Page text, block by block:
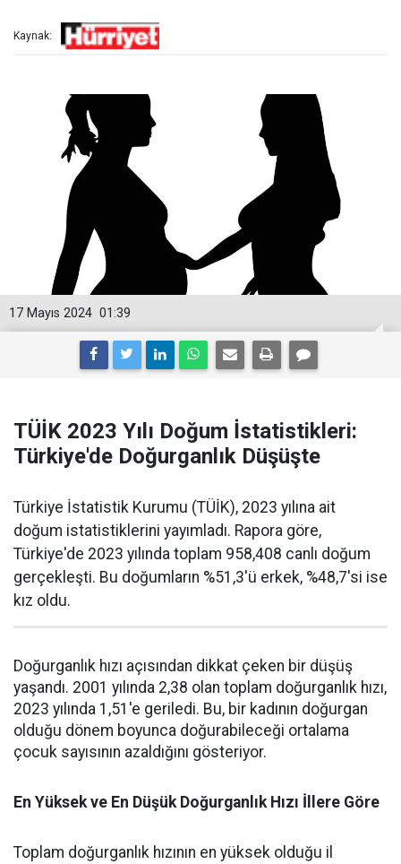
Kaynak:
01:39
17 Mayıs 2024
TÜİK 2023 Yılı Doğum İstatistikleri:
Türkiye'de Doğurganlık Düşüşte
Türkiye İstatistik Kurumu (TÜİK), 2023 yılına ait
doğum istatistiklerini yayımladı. Rapora göre,
Türkiye'de 2023 yılında toplam 958,408 canlı doğum
gerçekleşti. Bu doğumların %51,3'ü erkek, %48,7'si ise
kız oldu.
Doğurganlık hızı açısından dikkat çeken bir düşüş
yaşandı. 2001 yılında 2,38 olan toplam doğurganlık hızı,
2023 yılında 1,51'e geriledi. Bu, bir kadının doğurgan
olduğu dönem boyunca doğurabileceği ortalama
çocuk sayısının azaldığını gösteriyor.
En Yüksek ve En Düşük Doğurganlık Hızı İllere Göre
Toplam doğurganlık hızının en yüksek olduğu il